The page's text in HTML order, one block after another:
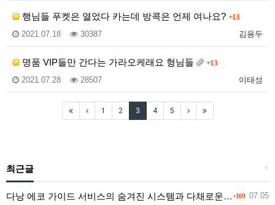
행님들 푸켓은 열었다 카는데 방콕은 언제 여나요? +13
김용두
2021.07.18 30387
명품 VIP들만 간다는 가라오케래요 형님들 +13
이태성
2021.07.28 28507
1 2 3 4 5
+
최근글
+169 07.05
다낭 에코 가이드 서비스의 숨겨진 시스템과 다채로운 인력 풀의 진실